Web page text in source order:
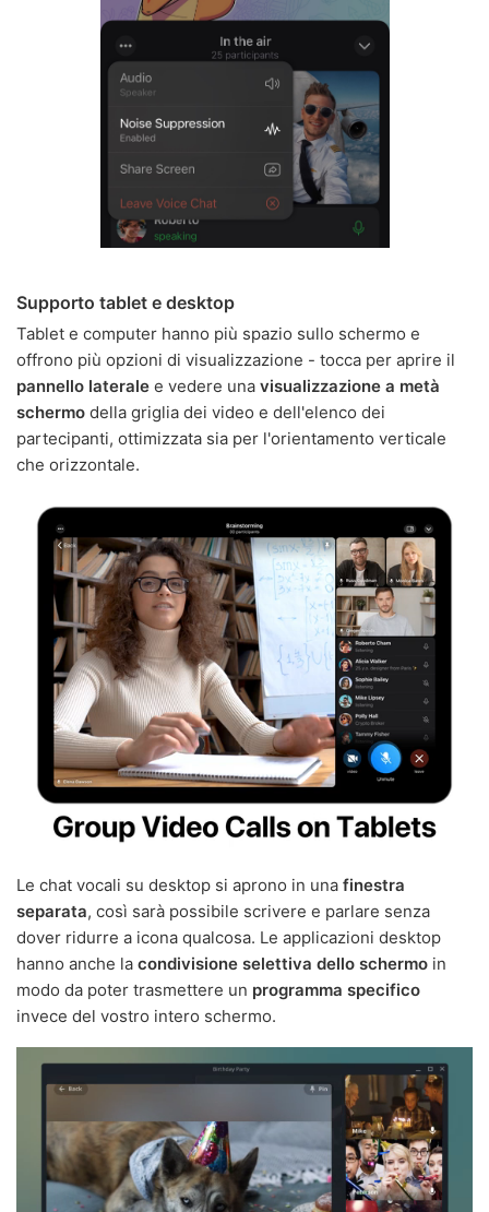
Supporto tablet e desktop
Tablet e computer hanno più spazio sullo schermo e
offrono più opzioni di visualizzazione - tocca per aprire il
pannello laterale e vedere una visualizzazione a metà
schermo della griglia dei video e dell'elenco dei
partecipanti, ottimizzata sia per l'orientamento verticale
che orizzontale.
Le chat vocali su desktop si aprono in una finestra
separata, così sarà possibile scrivere e parlare senza
dover ridurre a icona qualcosa. Le applicazioni desktop
hanno anche la condivisione selettiva dello schermo in
modo da poter trasmettere un programma specifico
invece del vostro intero schermo.